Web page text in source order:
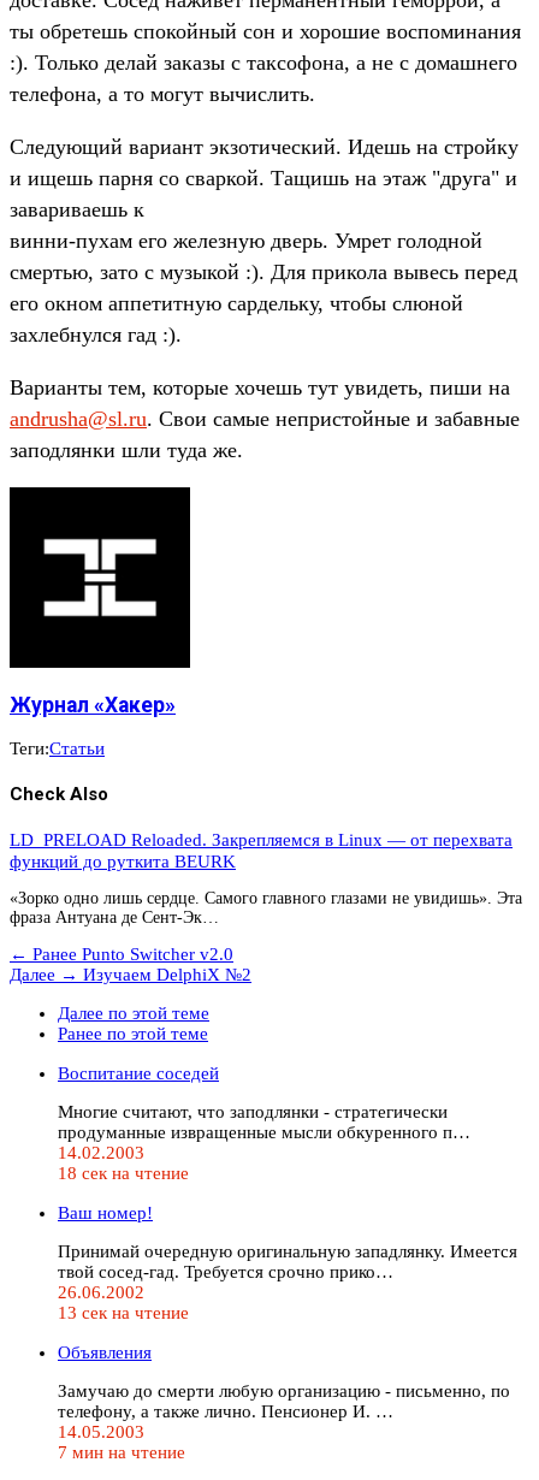
ты обретешь спокойный сон и хорошие воспоминания
:). Только делай заказы с таксофона, а не с домашнего
телефона, а то могут вычислить.
Следующий вариант экзотический. Идешь на стройку
и ищешь парня со сваркой. Тащишь на этаж "друга" и
завариваешь к
винни-пухам его железную дверь. Умрет голодной
смертью, зато с музыкой :). Для прикола вывесь перед
его окном аппетитную сардельку, чтобы слюной
захлебнулся гад :).
Варианты тем, которые хочешь тут увидеть, пиши на
andrusha@sl.ru. Свои самые непристойные и забавные
заподлянки шли туда же.
Журнал «Хакер»
Теги:Статьи
Check Also
LD_PRELOAD Reloaded. Закрепляемся в Linux — от перехвата
функций до руткита BEURK
«Зорко одно лишь сердце. Самого главного глазами не увидишь». Эта
фраза Антуана де Сент-Эк…
← Ранее Punto Switcher v2.0
Далее → Изучаем DelphiX №2
Далее по этой теме
Ранее по этой теме
Воспитание соседей
Многие считают, что заподлянки - стратегически
продуманные извращенные мысли обкуренного п…
14.02.2003
18 сек на чтение
Ваш номер!
Принимай очередную оригинальную западлянку. Имеется
твой сосед-гад. Требуется срочно прико…
26.06.2002
13 сек на чтение
Объявления
Замyчаю до смеpти любyю оpганизацию - письменно, по
телефонy, а также лично. Пенсионеp И. …
14.05.2003
7 мин на чтение